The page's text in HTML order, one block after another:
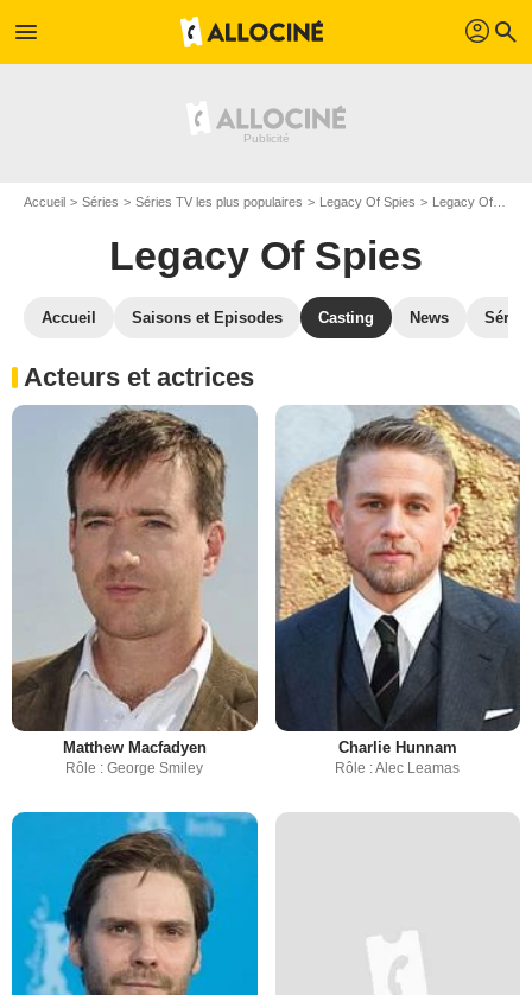
menu profil search
Accueil Séries Séries TV les plus populaires Legacy Of Spies Legacy Of Spies S01
Legacy Of Spies
Accueil Saisons et Episodes Casting News
Acteurs et actrices
Matthew Macfadyen
Rôle : George Smiley
Charlie Hunnam
Rôle : Alec Leamas